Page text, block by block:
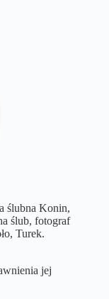
ślubna Konin,
ślub, fotograf
Turek.
jej